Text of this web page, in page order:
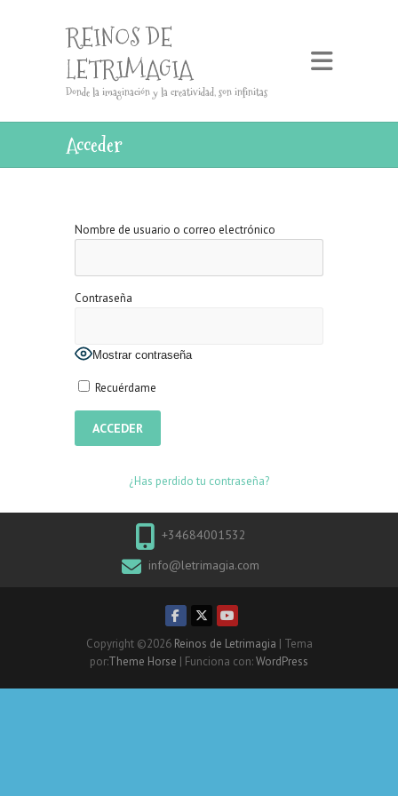
REINOS DE
LETRIMAGIA
Donde la imaginación y la creatividad, son infinitas
Acceder
Nombre de usuario o correo electrónico
Contraseña
Mostrar contraseña
Recuérdame
¿Has perdido tu contraseña?
+34684001532
info@letrimagia.com
Copyright ©2026 Reinos de Letrimagia | Tema
por:Theme Horse | Funciona con:WordPress